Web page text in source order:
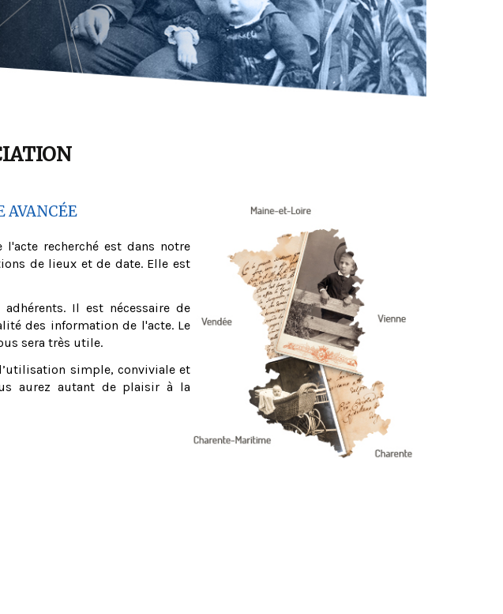
AVANCÉE
recherché est dans notre
de lieux et de date. Elle est
Il est nécessaire de
des information de l'acte. Le
sera très utile.
simple, conviviale et
aurez autant de plaisir à la